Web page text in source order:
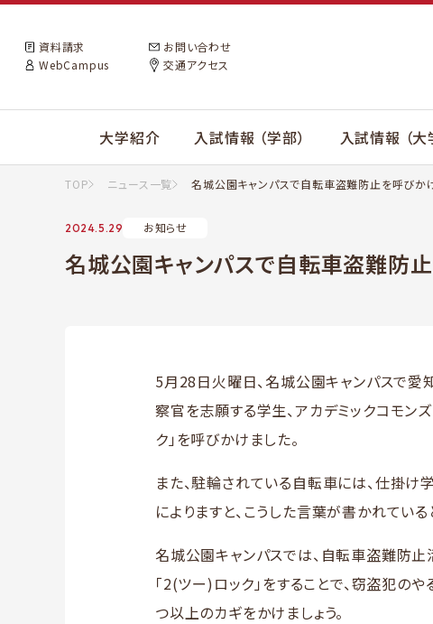
資料請求
お問い合わせ
WebCampus
交通アクセス
大学紹介 入試情報 （学部） 入試情報 （大
2024.5.29 お知らせ
名城公園キャンパスで自転車盗難防
5月28日火曜日、名城公園キャンパスで愛
察官を志願する学生、アカデミックコモン
ク」を呼びかけました。
また、駐輪されている自転車には、仕掛け
によりますと、こうした言葉が書かれてい
名城公園キャンパスでは、自転車盗難防
「2(ツー)ロック」をすることで、窃盗犯の
つ以上のカギをかけましょう。
TOP ニュース一覧 名城公園キャンパスで自転車盗難防止を呼びか